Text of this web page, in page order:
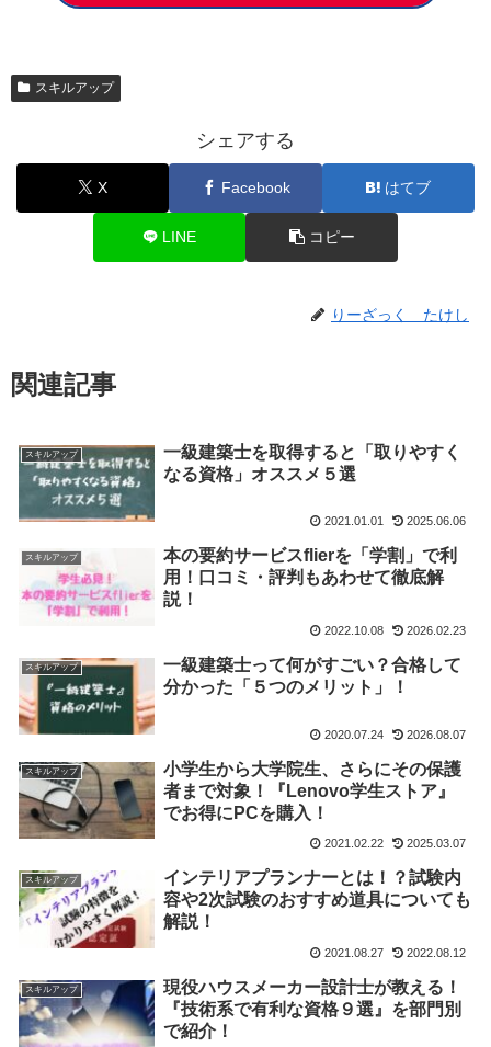
スキルアップ
シェアする
X Facebook はてブ
LINE コピー
りーざっく たけし
関連記事
スキルアップ
一級建築士を取得すると「取りやすく
なる資格」オススメ５選
2021.01.01 2025.06.06
スキルアップ
本の要約サービスflierを「学割」で利
用！口コミ・評判もあわせて徹底解
説！
2022.10.08 2026.02.23
スキルアップ
一級建築士って何がすごい？合格して
分かった「５つのメリット」！
2020.07.24 2026.08.07
スキルアップ
小学生から大学院生、さらにその保護
者まで対象！『Lenovo学生ストア』
でお得にPCを購入！
2021.02.22 2025.03.07
スキルアップ
インテリアプランナーとは！？試験内
容や2次試験のおすすめ道具についても
解説！
2021.08.27 2022.08.12
スキルアップ
現役ハウスメーカー設計士が教える！
『技術系で有利な資格９選』を部門別
で紹介！